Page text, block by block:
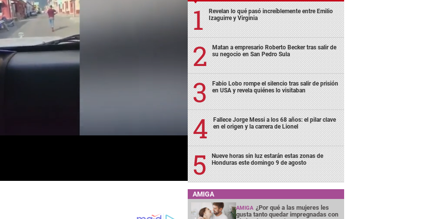
Revelan lo qué pasó increíblemente entre Emilio
Izaguirre y Virginia
Matan a empresario Roberto Becker tras salir de
su negocio en San Pedro Sula
Fabio Lobo rompe el silencio tras salir de prisión
en USA y revela quiénes lo visitaban
Fallece Jorge Messi a los 68 años: el pilar clave
en el origen y la carrera de Lionel
Nueve horas sin luz estarán estas zonas de
Honduras este domingo 9 de agosto
AMIGA
AMIGA ¿Por qué a las mujeres les
gusta tanto quedar impregnadas con